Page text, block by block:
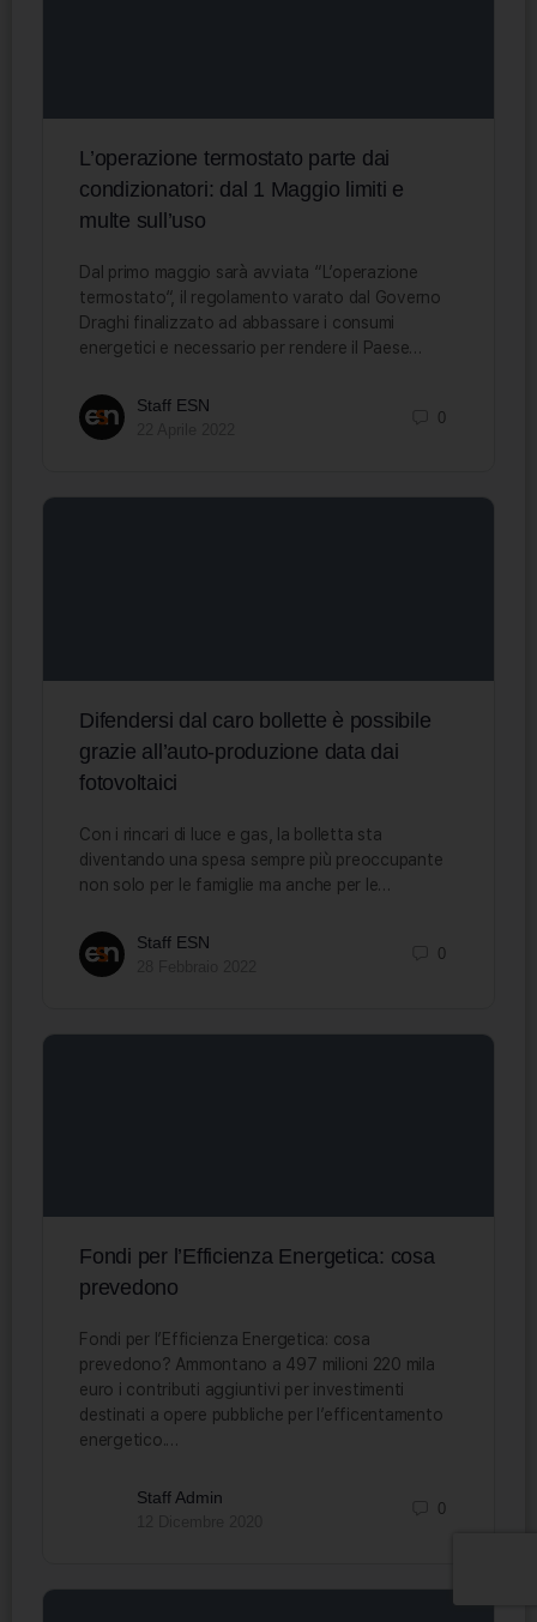
L’operazione termostato parte dai
condizionatori: dal 1 Maggio limiti e
multe sull’uso
Dal primo maggio sarà avviata “L’operazione
termostato“, il regolamento varato dal Governo
Draghi finalizzato ad abbassare i consumi
energetici e necessario per rendere il Paese…
Staff ESN
0
Difendersi dal caro bollette è possibile
grazie all’auto-produzione data dai
fotovoltaici
Con i rincari di luce e gas, la bolletta sta
diventando una spesa sempre più preoccupante
non solo per le famiglie ma anche per le…
Staff ESN
0
Fondi per l’Efficienza Energetica: cosa
prevedono
Fondi per l’Efficienza Energetica: cosa
prevedono? Ammontano a 497 milioni 220 mila
euro i contributi aggiuntivi per investimenti
destinati a opere pubbliche per l’efficentamento
energetico.…
Staff Admin
0